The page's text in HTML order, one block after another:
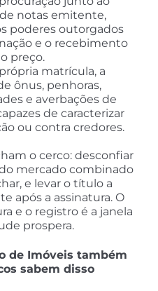
notas emitente,
poderes outorgados
e o recebimento
preço.
matrícula, a
ônus, penhoras,
e averbações de
de caracterizar
ou contra credores.
o cerco: desconfiar
mercado combinado
e levar o título a
após a assinatura. O
e o registro é a janela
prospera.
de Imóveis também
sabem disso